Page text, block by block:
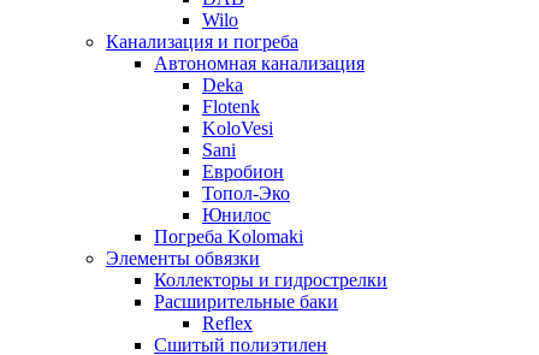
Wilo
Канализация и погреба
Автономная канализация
Deka
Flotenk
KoloVesi
Sani
Евробион
Топол-Эко
Юнилос
Погреба Kolomaki
Элементы обвязки
Коллекторы и гидрострелки
Расширительные баки
Reflex
Сшитый полиэтилен